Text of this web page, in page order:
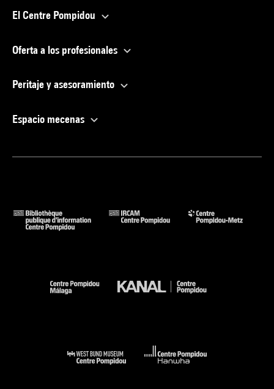
El Centre Pompidou
Oferta a los profesionales
Peritaje y asesoramiento
Espacio mecenas